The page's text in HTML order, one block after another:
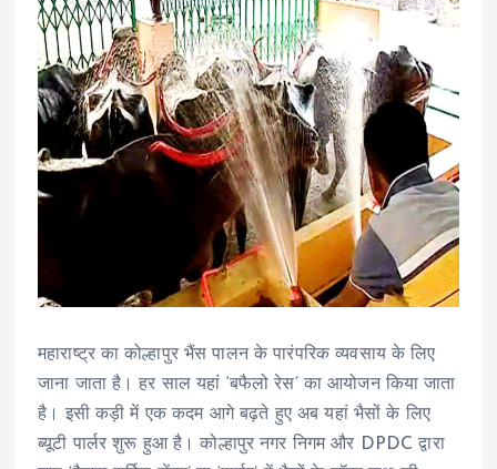
महाराष्ट्र का कोल्हापुर भैंस पालन के पारंपरिक व्यवसाय के लिए
जाना जाता है। हर साल यहां ‘बफैलो रेस’ का आयोजन किया जाता
है। इसी कड़ी में एक कदम आगे बढ़ते हुए अब यहां भैसों के लिए
ब्यूटी पार्लर शुरू हुआ है। कोल्हापुर नगर निगम और DPDC द्वारा